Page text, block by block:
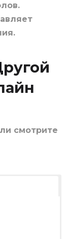
смотрите